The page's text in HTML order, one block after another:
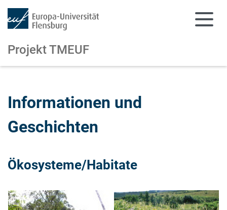
Projekt TMEUF
Informationen und
Geschichten
Ökosysteme/Habitate